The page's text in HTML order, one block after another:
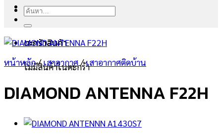
ตะกร้าสินค้า
ไม่มีสินค้าในตะกร้า
ค้นหา:
หน้าหลัก/ เสาอากาศ/เสาอากาศติดบ้าน
DIAMOND ANTENNA F22H